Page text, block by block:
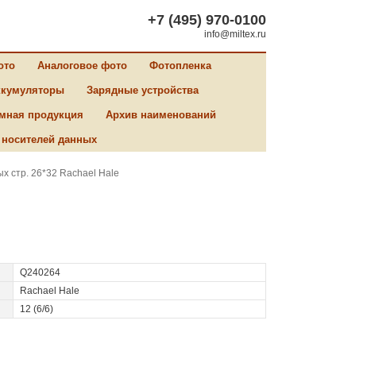
+7 (495) 970-0100
info@miltex.ru
Аналоговое фото Фотопленка
Зарядные устройства
продукция Архив наименований
данных
стр. 26*32 Rachael Hale
Q240264
Rachael Hale
12 (6/6)